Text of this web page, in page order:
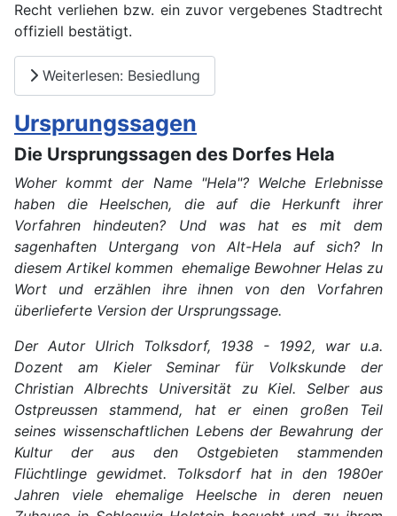
Recht verliehen bzw. ein zuvor vergebenes Stadtrecht
offiziell bestätigt.
Weiterlesen: Besiedlung
Ursprungssagen
Die Ursprungssagen des Dorfes Hela
Woher kommt der Name "Hela"? Welche Erlebnisse
haben die Heelschen, die auf die Herkunft ihrer
Vorfahren hindeuten? Und was hat es mit dem
sagenhaften Untergang von Alt-Hela auf sich? In
diesem Artikel kommen ehemalige Bewohner Helas zu
Wort und erzählen ihre ihnen von den Vorfahren
überlieferte Version der Ursprungssage.
Der Autor Ulrich Tolksdorf, 1938 - 1992, war u.a.
Dozent am Kieler Seminar für Volkskunde der
Christian Albrechts Universität zu Kiel. Selber aus
Ostpreussen stammend, hat er einen großen Teil
seines wissenschaftlichen Lebens der Bewahrung der
Kultur der aus den Ostgebieten stammenden
Flüchtlinge gewidmet. Tolksdorf hat in den 1980er
Jahren viele ehemalige Heelsche in deren neuen